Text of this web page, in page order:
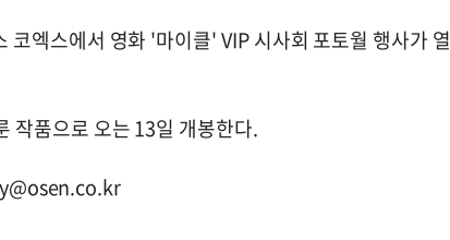
엑스에서 영화 '마이클' VIP 시사회 포토월 행사가 열
작품으로 오는 13일 개봉한다.